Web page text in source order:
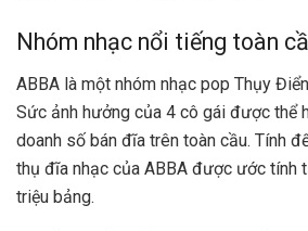
Nhóm nhạc nổi tiếng toàn
ABBA là một nhóm nhạc pop Thụy
Sức ảnh hưởng của 4 cô gái được thể
doanh số bán đĩa trên toàn cầu. Tính
thụ đĩa nhạc của ABBA được ước tính
triệu bảng.